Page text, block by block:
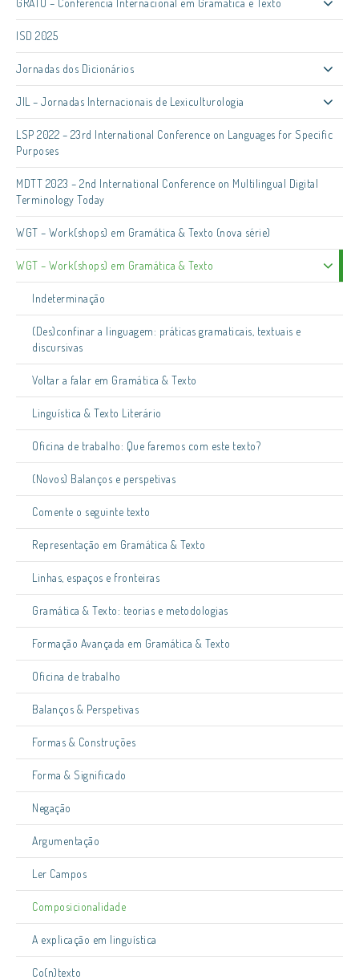
GRATO – Conferência Internacional em Gramática e Texto
ISD 2025
Jornadas dos Dicionários
JIL – Jornadas Internacionais de Lexiculturologia
LSP 2022 – 23rd International Conference on Languages for Specific
Purposes
MDTT 2023 – 2nd International Conference on Multilingual Digital
Terminology Today
WGT – Work(shops) em Gramática & Texto (nova série)
WGT – Work(shops) em Gramática & Texto
Indeterminação
(Des)confinar a linguagem: práticas gramaticais, textuais e
discursivas
Voltar a falar em Gramática & Texto
Linguística & Texto Literário
Oficina de trabalho: Que faremos com este texto?
(Novos) Balanços e perspetivas
Comente o seguinte texto
Representação em Gramática & Texto
Linhas, espaços e fronteiras
Gramática & Texto: teorias e metodologias
Formação Avançada em Gramática & Texto
Oficina de trabalho
Balanços & Perspetivas
Formas & Construções
Forma & Significado
Negação
Argumentação
Ler Campos
Composicionalidade
A explicação em linguística
Co(n)texto